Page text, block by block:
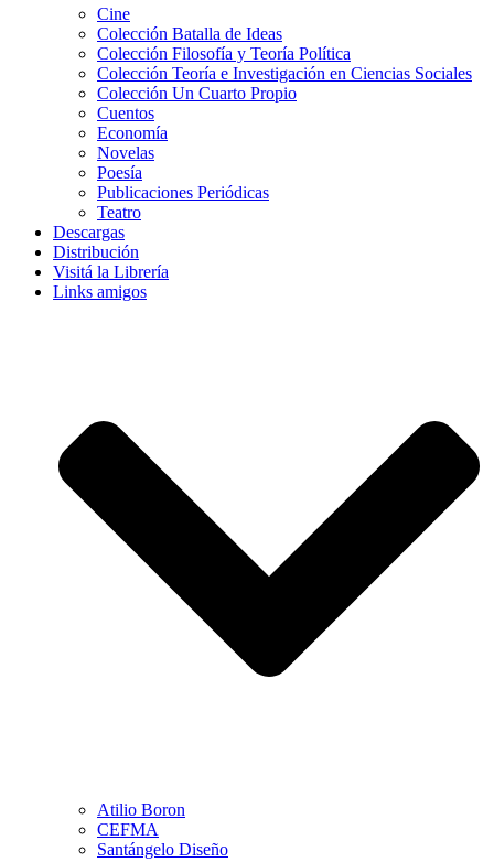
Cine
Colección Batalla de Ideas
Colección Filosofía y Teoría Política
Colección Teoría e Investigación en Ciencias Sociales
Colección Un Cuarto Propio
Cuentos
Economía
Novelas
Poesía
Publicaciones Periódicas
Teatro
Descargas
Distribución
Visitá la Librería
Links amigos
Atilio Boron
CEFMA
Santángelo Diseño